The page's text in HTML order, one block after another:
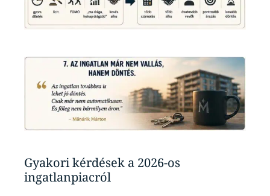
Gyakori kérdések a 2026-os
ingatlanpiacról